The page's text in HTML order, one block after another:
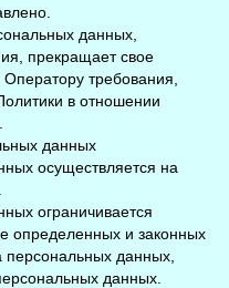
данных,
прекращает свое
требования,
в отношении
данных
осуществляется на
ограничивается
определенных и законных
персональных данных,
данных.